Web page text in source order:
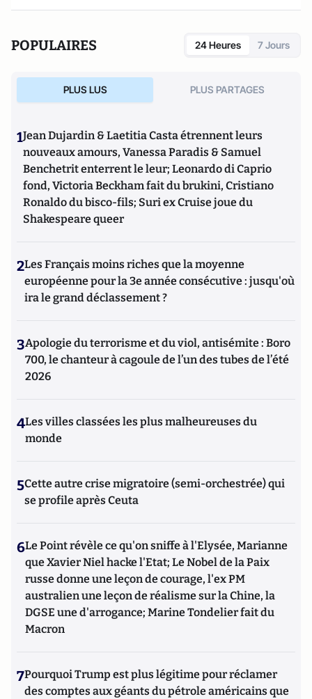
POPULAIRES 24 Heures 7 Jours
PLUS LUS PLUS PARTAGES
1Jean Dujardin & Laetitia Casta étrennent leurs
nouveaux amours, Vanessa Paradis & Samuel
Benchetrit enterrent le leur; Leonardo di Caprio
fond, Victoria Beckham fait du brukini, Cristiano
Ronaldo du bisco-fils; Suri ex Cruise joue du
Shakespeare queer
2Les Français moins riches que la moyenne
européenne pour la 3e année consécutive : jusqu'où
ira le grand déclassement ?
3Apologie du terrorisme et du viol, antisémite : Boro
700, le chanteur à cagoule de l’un des tubes de l’été
2026
4Les villes classées les plus malheureuses du
monde
5Cette autre crise migratoire (semi-orchestrée) qui
se profile après Ceuta
6Le Point révèle ce qu'on sniffe à l'Elysée, Marianne
que Xavier Niel hacke l'Etat; Le Nobel de la Paix
russe donne une leçon de courage, l'ex PM
australien une leçon de réalisme sur la Chine, la
DGSE une d'arrogance; Marine Tondelier fait du
Macron
7Pourquoi Trump est plus légitime pour réclamer
des comptes aux géants du pétrole américains que